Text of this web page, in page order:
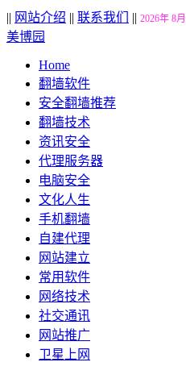
|| 网站介绍 || 联系我们 || 2026年 8
美博园
Home
翻墙软件
安全翻墙推荐
翻墙技术
资讯安全
代理服务器
电脑安全
文化人生
手机翻墙
自建代理
网站建立
常用软件
网络技术
社交通讯
网站推广
卫星上网